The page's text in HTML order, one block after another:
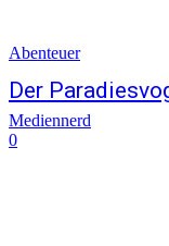
Abenteuer
Der
Mediennerd
0